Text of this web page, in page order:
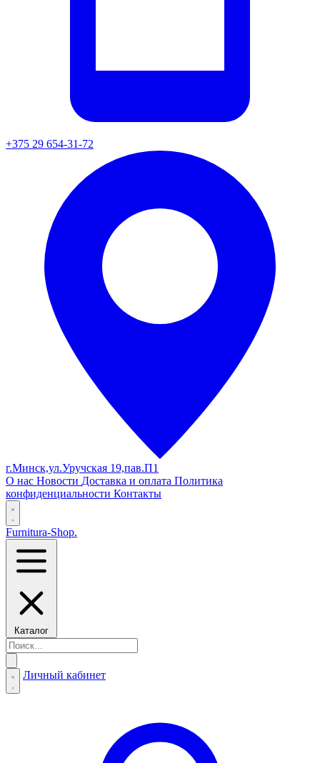
+375 29 654-31-72
г.Минск,ул.Уручская 19,пав.П1
О нас Новости Доставка и оплата Политика
конфиденциальности Контакты
Furnitura-Shop.
Каталог
Личный кабинет